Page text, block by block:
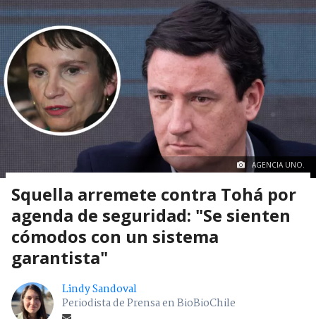
AGENCIA UNO.
Squella arremete contra Tohá por
agenda de seguridad: "Se sienten
cómodos con un sistema
garantista"
Lindy Sandoval
Periodista de Prensa en BioBioChile